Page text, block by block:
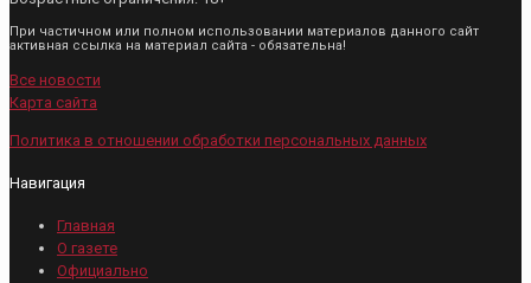
При частичном или полном использовании материалов данного сайт
активная ссылка на материал сайта - обязательна!
Все новости
Карта сайта
Политика в отношении обработки персональных данных
Навигация
Главная
О газете
Официально